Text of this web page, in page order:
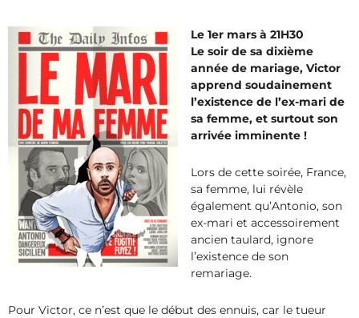
Le 1er mars à 21H30
Le soir de sa dixième
année de mariage, Victor
apprend soudainement
l’existence de l’ex-mari de
sa femme, et surtout son
arrivée imminente !
Lors de cette soirée, France,
sa femme, lui révèle
également qu’Antonio, son
ex-mari et accessoirement
ancien taulard, ignore
l’existence de son
remariage.
Pour Victor, ce n’est que le début des ennuis, car le tueur